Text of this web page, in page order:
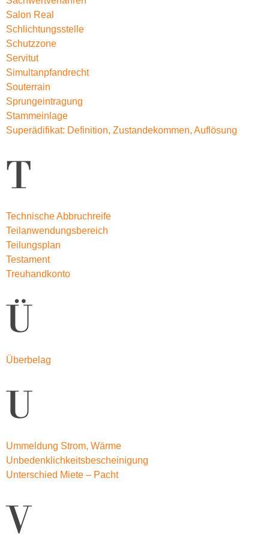
Salon Real
Schlichtungsstelle
Schutzzone
Servitut
Simultanpfandrecht
Souterrain
Sprungeintragung
Stammeinlage
Superädifikat: Definition, Zustandekommen, Auflösung
T
Technische Abbruchreife
Teilanwendungsbereich
Teilungsplan
Testament
Treuhandkonto
Ü
Überbelag
U
Ummeldung Strom, Wärme
Unbedenklichkeitsbescheinigung
Unterschied Miete – Pacht
V